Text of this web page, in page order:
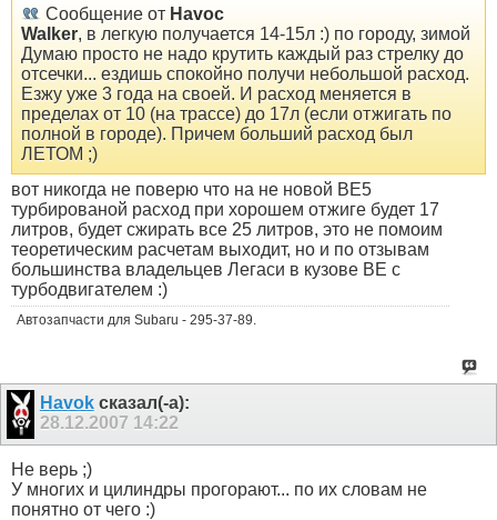
Сообщение от Havoc
Walker, в легкую получается 14-15л :) по городу, зимой
Думаю просто не надо крутить каждый раз стрелку до
отсечки... ездишь спокойно получи небольшой расход.
Езжу уже 3 года на своей. И расход меняется в
пределах от 10 (на трассе) до 17л (если отжигать по
полной в городе). Причем больший расход был
ЛЕТОМ ;)
вот никогда не поверю что на не новой BE5
турбированой расход при хорошем отжиге будет 17
литров, будет сжирать все 25 литров, это не помоим
теоретическим расчетам выходит, но и по отзывам
большинства владельцев Легаси в кузове BE c
турбодвигателем :)
Автозапчасти для Subaru - 295-37-89.
Havokсказал(-а):
28.12.2007 14:22
Не верь ;)
У многих и цилиндры прогорают... по их словам не
понятно от чего :)